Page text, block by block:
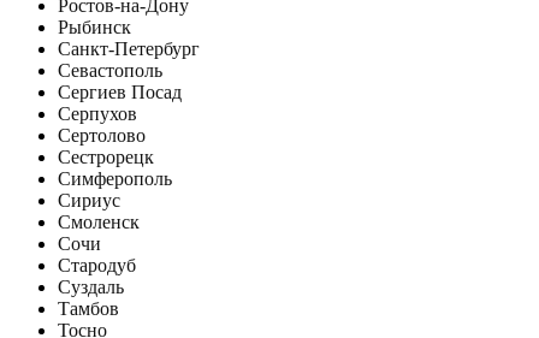
Ростов-на-Дону
Рыбинск
Санкт-Петербург
Севастополь
Сергиев Посад
Серпухов
Сертолово
Сестрорецк
Симферополь
Сириус
Смоленск
Сочи
Стародуб
Суздаль
Тамбов
Тосно